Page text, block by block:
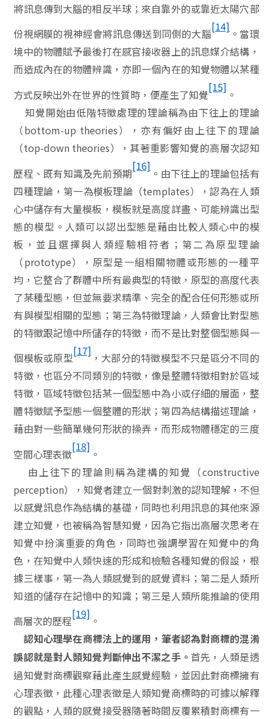
將訊息傳到大腦的相反半球；來自靠外的或靠近太陽穴部
份視網膜的視神經會將訊息傳送到同側的大腦
[14]
。當環
境中的物體賦予最後打在感官接收器上的訊息媒介結構，
而造成內在的物體辨識，亦即一個內在的知覺物體以某種
方式反映出外在世界的性質時，便產生了知覺
[15]
。
知覺開始由低階特徵處理的理論稱為由下往上的理論
（bottom-up theories），亦有偏好由上往下的理論
（top-down theories），其著重影響知覺的高層次認知
歷程、既有知識及先前預期
[16]
。由下往上的理論包括有
四種理論，第一為模板理論（templates），認為在人類
心中儲存有大量模板，模板就是高度詳盡、可能辨識出型
態的模型。人類可以認出型態是藉由比較人類心中的模
板，並且選擇與人類經驗相符者；第二為原型理論
（prototype），原型是一組相關物體或形態的一種平
均，它整合了群體中所有最典型的特徵，原型的高度代表
了某種型態，但並無要求精準、完全的配合任何形態或所
有與模型相關的型態；第三為特徵理論，人類會比對型態
的特徵跟記憶中所儲存的特徵，而不是比對整個型態與一
個模板或原型
[17]
，大部分的特徵模型不只是區分不同的
特徵，也區分不同類別的特徵，像是整體特徵相對於區域
特徵，區域特徵包括某一個型態中為小或仔細的層面，整
體特徵賦予型態一個整體的形狀；第四為結構描述理論，
藉由對一些簡單幾何形狀的操弄，而形成物體穩定的三度
空間心理表徵
[18]
。
由上往下的理論則稱為建構的知覺（constructive
perception），知覺者建立一個對刺激的認知理解，不但
以感覺訊息作為結構的基礎，同時也利用訊息的其他來源
建立知覺，也被稱為智慧知覺，因為它指出高層次思考在
知覺中扮演重要的角色，同時也強調學習在知覺中的角
色，在知覺中人類快速的形成和檢驗各種知覺的假設，根
據三樣事，第一為人類感覺到的感覺資料；第二是人類所
知道的儲存在記憶中的知識；第三是人類所能推論的使用
高層次的歷程
[19]
。
認知心理學在商標法上的運用，筆者認為對商標的混淆
誤認就是對人類知覺判斷伸出不潔之手。 首先，人類是透
過知覺對商標觀察藉此產生感覺經驗，並因此對商標擁有
心理表徵，此種心理表徵是人類知覺商標時的可據以解釋
的觀點，人類的感覺接受器隨著時間反覆累積對商標有一